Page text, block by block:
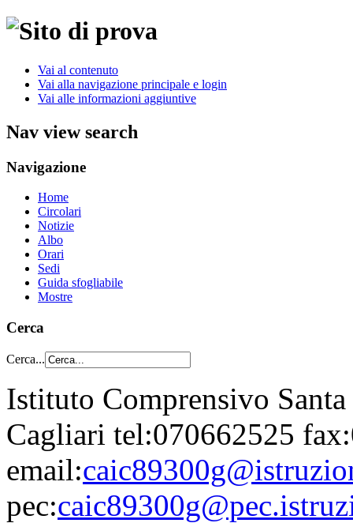
Vai al contenuto
Vai alla navigazione principale e login
Vai alle informazioni aggiuntive
Nav view search
Navigazione
Home
Circolari
Notizie
Albo
Orari
Sedi
Guida sfogliabile
Mostre
Cerca
Cerca...
Istituto Comprensivo
Cagliari tel:070662525
email:
pec: